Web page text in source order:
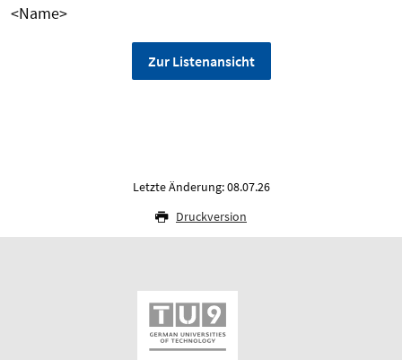
<Name>
Zur Listenansicht
Letzte Änderung: 08.07.26
Druckversion